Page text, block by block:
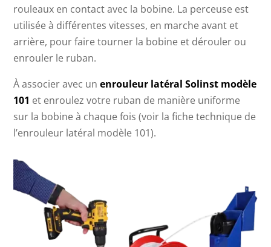
rouleaux en contact avec la bobine. La perceuse est
utilisée à différentes vitesses, en marche avant et
arrière, pour faire tourner la bobine et dérouler ou
enrouler le ruban.
À associer avec unenrouleur latéral Solinst modèle
101 et enroulez votre ruban de manière uniforme
sur la bobine à chaque fois (voir la fiche technique de
l’enrouleur latéral modèle 101).